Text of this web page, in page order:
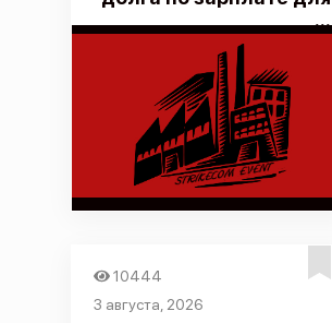
...
10444
3 августа, 2026